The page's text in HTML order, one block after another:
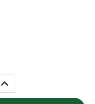
INCREASE
QUANTITY: